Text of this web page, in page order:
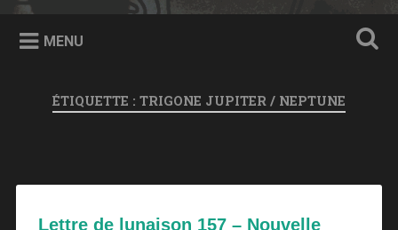
MENU
ÉTIQUETTE : TRIGONE JUPITER / NEPTUNE
Lettre de lunaison 157 – Nouvelle